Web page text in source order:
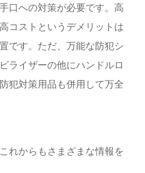
口への対策が必要です。高
コストというデメリットは
です。ただ、万能な防犯シ
ライザーの他にハンドルロ
犯対策用品も併用して万全
れからもさまざまな情報を